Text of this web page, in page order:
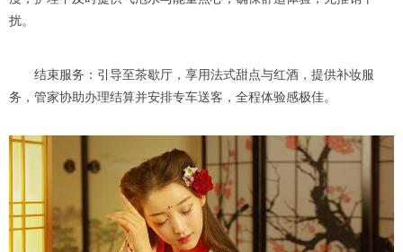
扰。
结束服务：引导至茶歇厅，享用法式甜点与红酒，提供补妆服
务，管家协助办理结算并安排专车送客，全程体验感极佳。